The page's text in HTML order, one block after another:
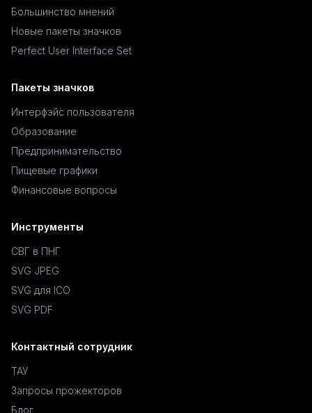
Большинство мнений
Новые пакеты значков
Perfect User Interface Set
Пакеты значков
Интерфэйс пользователя
Образование
Предпринимательство
Пищевые графики
Финансовые вопросы
Инструменты
СВГ в ПНГ
SVG JPEG
SVG для ICO
SVG PDF
Контактный сотрудник
ТАУ
Запросы прожекторов
Блог